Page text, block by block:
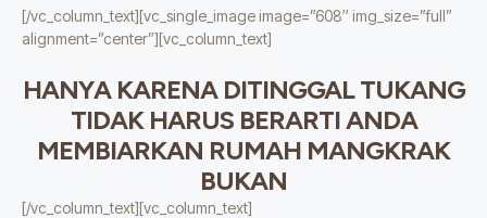
[/vc_column_text][vc_single_image image=”608″ img_size=”full”
alignment=”center”][vc_column_text]
HANYA KARENA DITINGGAL TUKANG
TIDAK HARUS BERARTI ANDA
MEMBIARKAN RUMAH MANGKRAK
BUKAN
[/vc_column_text][vc_column_text]